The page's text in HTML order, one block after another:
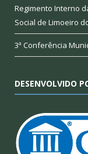
Regimento Interno
Social de Limoeiro
3ª Conferência
DESENVOLVIDO